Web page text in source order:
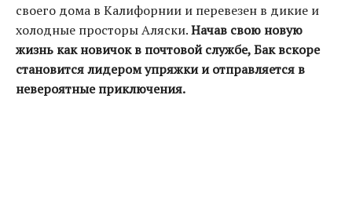
своего дома в Калифорнии и перевезен в дикие и
холодные просторы Аляски.Начав свою новую
жизнь как новичок в почтовой службе, Бак вскоре
становится лидером упряжки и отправляется в
невероятные приключения.